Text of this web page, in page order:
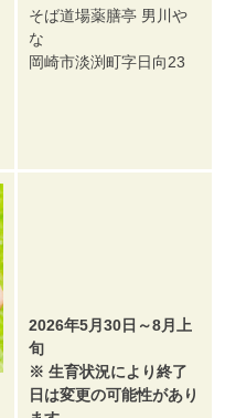
そば道場薬膳亭 男川や
な
岡崎市淡渕町字日向23
2026年5月30日～8月上
旬
※ 生育状況により終了
日は変更の可能性があり